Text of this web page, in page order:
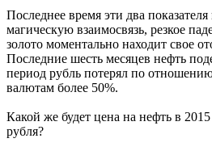
Последнее время эти два
магическую взаимосвязь, резкое
золото моментально находит свое
Последние шесть месяцев нефть
период рубль потерял по
валютам более 50%.
Какой же будет цена на нефть в
рубля?